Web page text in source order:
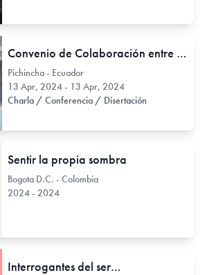
Convenio de Colaboración entre la Asociación de Fotógrafos Ecuatorianos y Uberbau_house
Pichincha - Ecuador
13 Apr, 2024 - 13 Apr, 2024
Charla / Conferencia / Disertación
Sentir la propia sombra
Bogota D.C. - Colombia
2024 - 2024
Interrogantes del ser…